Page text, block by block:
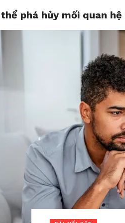
HOME
phá hủy mối quan hệ